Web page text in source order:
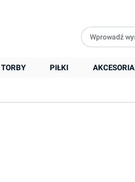
TORBY PIŁKI AKCESORIA